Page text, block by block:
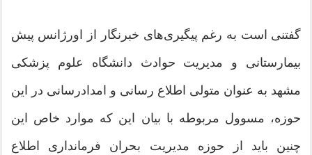
گفتنی است به رغم پیگیری‌های خبرنگار از اورژانس پیش
بیمارستانی و مدیریت حوادث دانشگاه علوم پزشکی
مشهد به عنوان متولی اطلاع رسانی و امدادرسانی در این
حوزه، مسوول مربوطه با بیان این که موارد خاص این
چنین باید از حوزه مدیریت بحران فرمانداری اطلاع